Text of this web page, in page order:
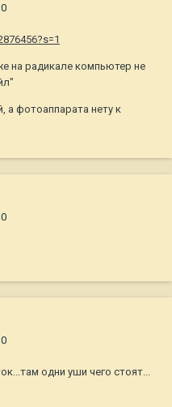
на радикале компьютер не
а фотоаппарата нету к
одни уши чего стоят...